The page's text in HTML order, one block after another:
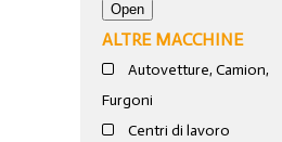
ALTRE MACCHINE
Autovetture, Camion,
Furgoni
Centri di lavoro